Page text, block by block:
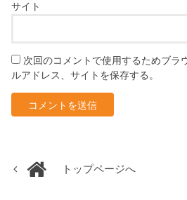
サイト
次回のコメントで使用するためブラ
ルアドレス、サイトを保存する。
トップページへ